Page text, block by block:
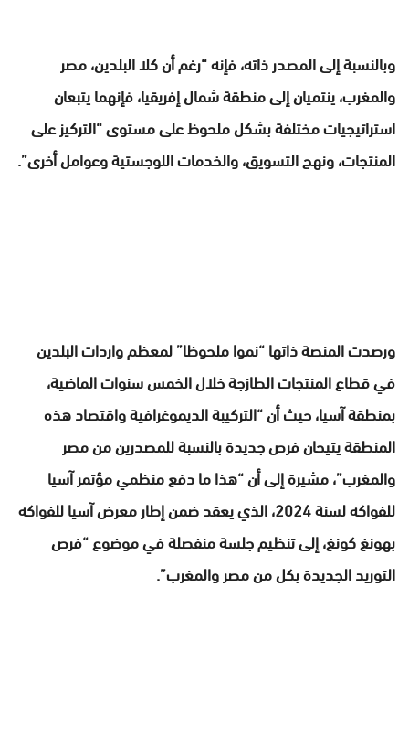
وبالنسبة إلى المصدر ذاته، فإنه “رغم أن كلا البلدين، مصر
والمغرب، ينتميان إلى منطقة شمال إفريقيا، فإنهما يتبعان
استراتيجيات مختلفة بشكل ملحوظ على مستوى “التركيز على
المنتجات، ونهج التسويق، والخدمات اللوجستية وعوامل أخرى”.
ورصدت المنصة ذاتها “نموا ملحوظا” لمعظم واردات البلدين
في قطاع المنتجات الطازجة خلال الخمس سنوات الماضية،
بمنطقة آسيا، حيث أن “التركيبة الديموغرافية واقتصاد هذه
المنطقة يتيحان فرص جديدة بالنسبة للمصدرين من مصر
والمغرب”، مشيرة إلى أن “هذا ما دفع منظمي مؤتمر آسيا
للفواكه لسنة 2024، الذي يعقد ضمن إطار معرض آسيا للفواكه
بهونغ كونغ، إلى تنظيم جلسة منفصلة في موضوع “فرص
التوريد الجديدة بكل من مصر والمغرب”.